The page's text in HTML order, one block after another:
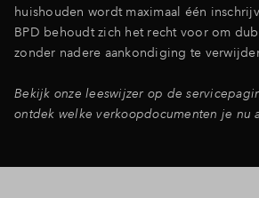
huishouden wordt maximaal één
BPD behoudt zich het recht voor om
zonder nadere aankondiging te
Bekijk onze leeswijzer op de
ontdek welke verkoopdocumenten je nu